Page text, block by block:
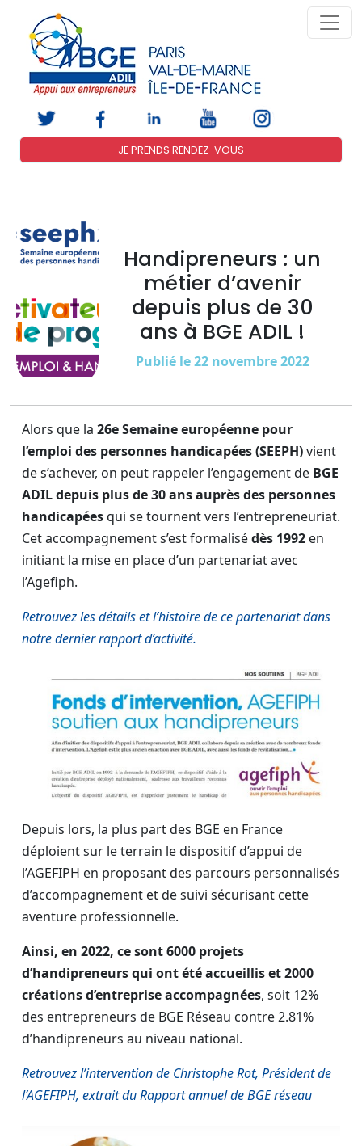
JE PRENDS RENDEZ-VOUS
Handipreneurs : un
métier d’avenir
depuis plus de 30
ans à BGE ADIL !
Publié le 22 novembre 2022
Alors que la 26e Semaine européenne pour
l’emploi des personnes handicapées (SEEPH)vient
de s’achever, on peut rappeler l’engagement de BGE
ADIL depuis plus de 30 ans auprès des personnes
handicapéesqui se tournent vers l’entrepreneuriat.
Cet accompagnement s’est formalisédès 1992 en
initiant la mise en place d’un partenariat avec
l’Agefiph.
Retrouvez les détails et l’histoire de ce partenariat dans
notre dernier rapport d’activité.
Depuis lors, la plus part des BGE en France
déploient sur le terrain le dispositif d’appui de
l’AGEFIPH en proposant des parcours personnalisés
d’accompagnement et de suivi sécurisant cette
aventure professionnelle.
Ainsi, en 2022, ce sont 6000 projets
d’handipreneurs qui ont été accueilliset 2000
créations d’entreprise accompagnées, soit 12%
des entrepreneurs de BGE Réseau contre 2.81%
d’handipreneurs au niveau national.
Retrouvez l’intervention de Christophe Rot, Président de
l’AGEFIPH, extrait du Rapport annuel de BGE réseau